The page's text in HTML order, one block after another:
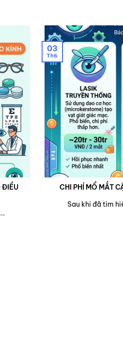
ĐIỀU
CHI PHÍ MỔ MẮT
Sau khi đã tìm
03
Th6